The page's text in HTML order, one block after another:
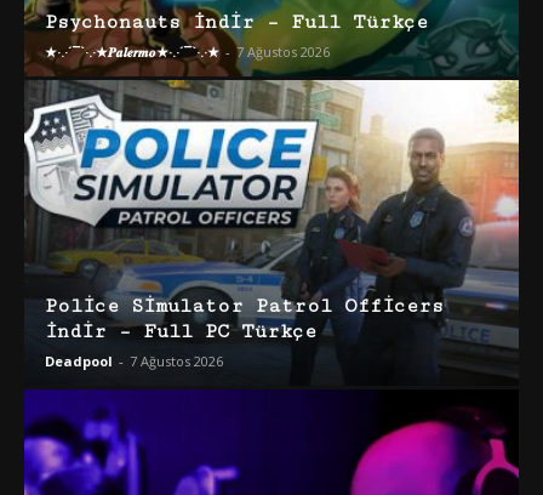
Psychonauts İndir – Full Türkçe
★·.·´¯`·.·★𝑷𝒂𝒍𝒆𝒓𝒎𝒐★·.·´¯`·.·★ - 7 Ağustos 2026
Police Simulator Patrol Officers
İndir – Full PC Türkçe
Deadpool - 7 Ağustos 2026